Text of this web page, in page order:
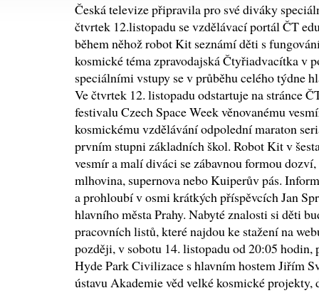
Česká televize připravila pro své diváky
čtvrtek 12.listopadu se vzdělávací portál ČT
během něhož robot Kit seznámí děti s
kosmické téma zpravodajská Čtyřiadvacítka v
speciálními vstupy se v průběhu celého týdne
Ve čtvrtek 12. listopadu odstartuje na stránce
festivalu Czech Space Week věnovanému
kosmickému vzdělávání odpolední maraton
prvním stupni základních škol. Robot Kit v
vesmír a malí diváci se zábavnou formou
mlhovina, supernova nebo Kuiperův pás.
a prohloubí v osmi krátkých příspěvcích Jan
hlavního města Prahy. Nabyté znalosti si děti
pracovních listů, které najdou ke stažení na
později, v sobotu 14. listopadu od 20:05 hodin,
Hyde Park Civilizace s hlavním hostem Jiřím
ústavu Akademie věd velké kosmické projekty,